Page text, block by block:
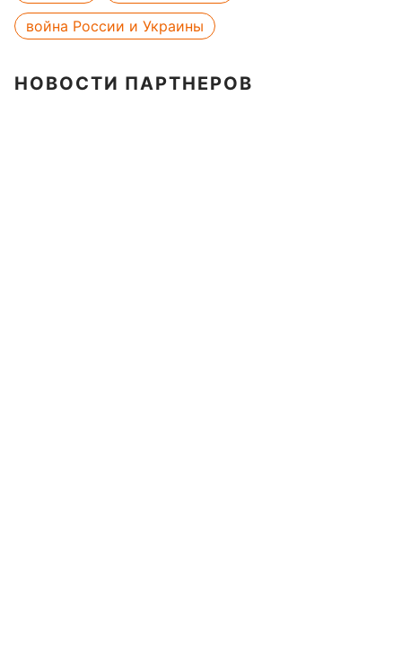
война России и Украины
НОВОСТИ ПАРТНЕРОВ